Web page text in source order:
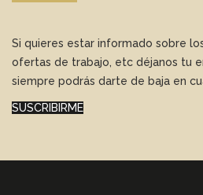
Si quieres estar informado sobre
ofertas de trabajo, etc déjanos tu
siempre podrás darte de baja en
SUSCRIBIRME